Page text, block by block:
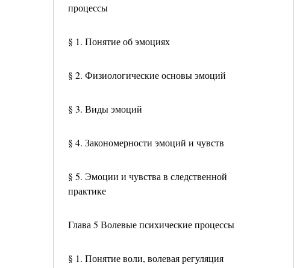
процессы
§ 1. Понятие об эмоциях
§ 2. Физиологические основы эмоций
§ 3. Виды эмоций
§ 4. Закономерности эмоций и чувств
§ 5. Эмоции и чувства в следственной
практике
Глава 5 Волевые психические процессы
§ 1. Понятие воли, волевая регуляция